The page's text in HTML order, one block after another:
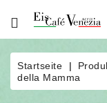
Über
Uns
Produkte
Startseite
della Mamma